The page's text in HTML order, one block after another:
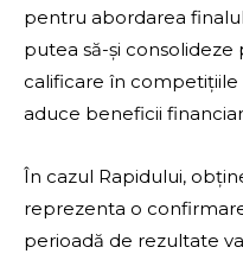
pentru abordarea
putea să-și consolideze
calificare în
aduce beneficii
În cazul Rapidului,
reprezenta o
perioadă de rezultate